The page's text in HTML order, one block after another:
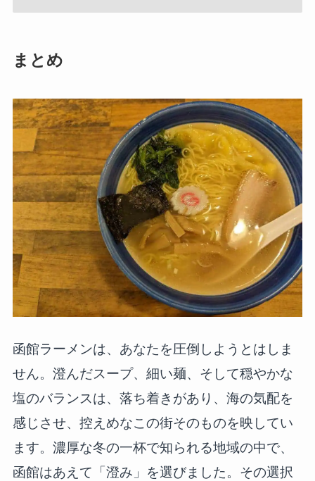
まとめ
函館ラーメンは、あなたを圧倒しようとはしま
せん。澄んだスープ、細い麺、そして穏やかな
塩のバランスは、落ち着きがあり、海の気配を
感じさせ、控えめなこの街そのものを映してい
ます。濃厚な冬の一杯で知られる地域の中で、
函館はあえて「澄み」を選びました。その選択